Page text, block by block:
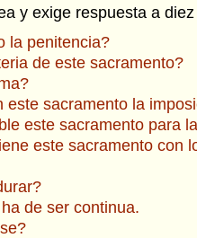
y exige respuesta a
la penitencia?
de este sacramento?
este sacramento la
este sacramento para
este sacramento con
de ser continua.